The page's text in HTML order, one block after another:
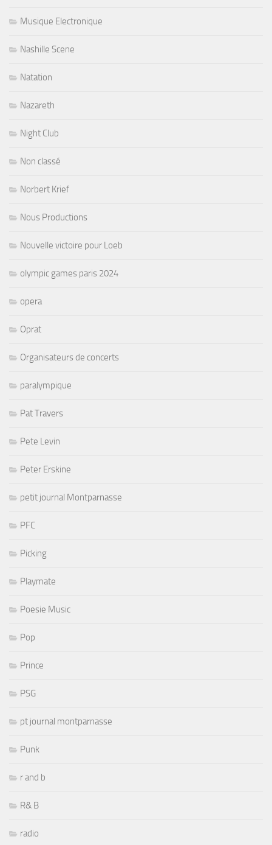
Musique Electronique
Nashille Scene
Natation
Nazareth
Night Club
Non classé
Norbert Krief
Nous Productions
Nouvelle victoire pour Loeb
olympic games paris 2024
opera
Oprat
Organisateurs de concerts
paralympique
Pat Travers
Pete Levin
Peter Erskine
petit journal Montparnasse
PFC
Picking
Playmate
Poesie Music
Pop
Prince
PSG
pt journal montparnasse
Punk
r and b
R& B
radio